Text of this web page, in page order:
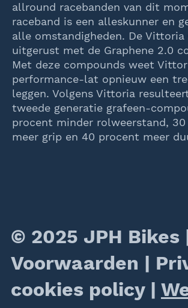
allround racebanden van dit
raceband is een alleskunner en
alle omstandigheden. De Vittoria
uitgerust met de Graphene 2.0
Met deze compounds weet
performance-lat opnieuw een
leggen. Volgens Vittoria
tweede generatie grafeen-
procent minder rolweerstand,
meer grip en 40 procent meer
© 2025 JPH Bikes
Voorwaarden |
cookies policy|